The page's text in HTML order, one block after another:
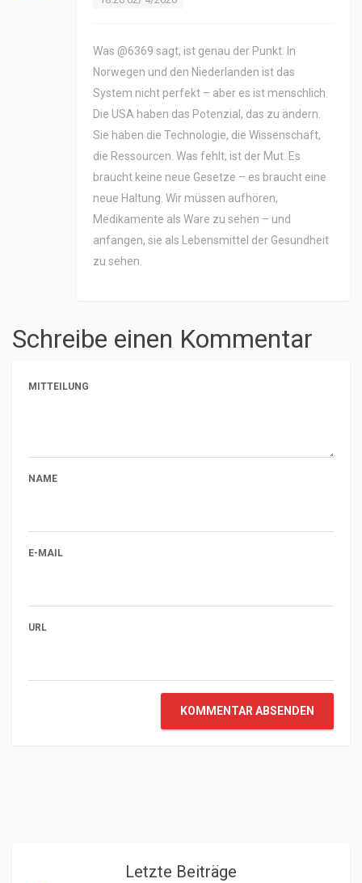
Was @6369 sagt, ist genau der Punkt. In
Norwegen und den Niederlanden ist das
System nicht perfekt – aber es ist menschlich.
Die USA haben das Potenzial, das zu ändern.
Sie haben die Technologie, die Wissenschaft,
die Ressourcen. Was fehlt, ist der Mut. Es
braucht keine neue Gesetze – es braucht eine
neue Haltung. Wir müssen aufhören,
Medikamente als Ware zu sehen – und
anfangen, sie als Lebensmittel der Gesundheit
zu sehen.
Schreibe einen Kommentar
MITTEILUNG
NAME
E-MAIL
URL
KOMMENTAR ABSENDEN
Letzte Beiträge